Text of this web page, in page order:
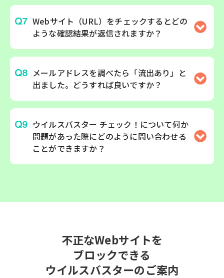
Webサイト（URL）をチェックするとどの
ような確認結果が返信されますか？
メールアドレスを調べたら「流出あり」と
出ました。どうすれば良いですか？
ウイルスバスター チェック！について何か
問題があった際にどのように問い合わせる
ことができますか？
不正なWebサイトを
ブロックできる
ウイルスバスターのご案内